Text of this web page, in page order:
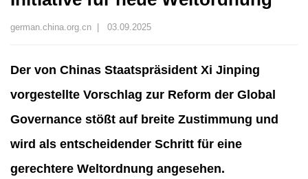
german.china.org.cn | 03.09.2025
Der von Chinas Staatspräsident Xi Jinping
vorgestellte Vorschlag zur Reform der Global
Governance stößt auf breite Zustimmung und
wird als entscheidender Schritt für eine
gerechtere Weltordnung angesehen.